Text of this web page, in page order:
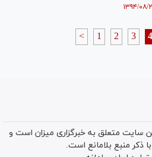
< 1 2 3 4
سایت متعلق به خبرگزاری میزان است و
ذکر منبع بلامانع است.